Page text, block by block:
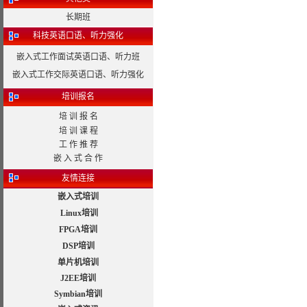
长期班
科技英语口语、听力强化
嵌入式工作面试英语口语、听力班
嵌入式工作交际英语口语、听力强化
培训报名
培 训 报 名
培 训 课 程
工 作 推 荐
嵌 入 式 合 作
友情连接
嵌入式培训
Linux培训
FPGA培训
DSP培训
单片机培训
J2EE培训
Symbian培训